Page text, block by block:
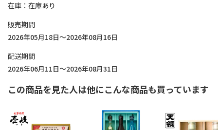
在庫
在庫あり
販売期間
2026年05月18日～2026年08月16日
配送期間
2026年06月11日～2026年08月31日
この商品を見た人は他にこんな商品も買っています